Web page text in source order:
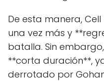
De esta manera,
una vez más y
batalla. Sin
**corta duración**,
derrotado por